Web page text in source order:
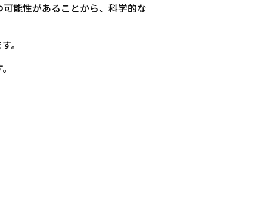
能性があることから、科学的な
。